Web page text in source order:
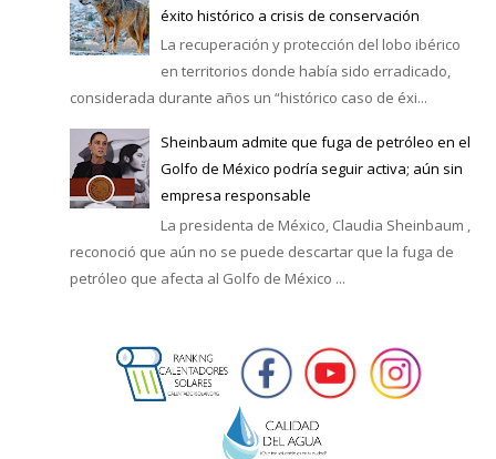
éxito histórico a crisis de conservación
La recuperación y protección del lobo ibérico
en territorios donde había sido erradicado,
considerada durante años un “histórico caso de éxi...
Sheinbaum admite que fuga de petróleo en el
Golfo de México podría seguir activa; aún sin
empresa responsable
La presidenta de México, Claudia Sheinbaum ,
reconoció que aún no se puede descartar que la fuga de
petróleo que afecta al Golfo de México ...